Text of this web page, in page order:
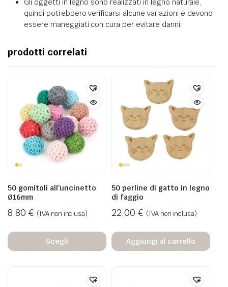
Gli oggetti in legno sono realizzati in legno naturale,
quindi potrebbero verificarsi alcune variazioni e devono
essere maneggiati con cura per evitare danni.
prodotti correlati
50 gomitoli all’uncinetto
Ø16mm
8,80 € (IVA non inclusa)
Scegli
50 perline di gatto in legno
di faggio
22,00 € (IVA non inclusa)
Aggiungi al carrello